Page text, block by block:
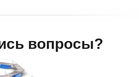
вопросы?